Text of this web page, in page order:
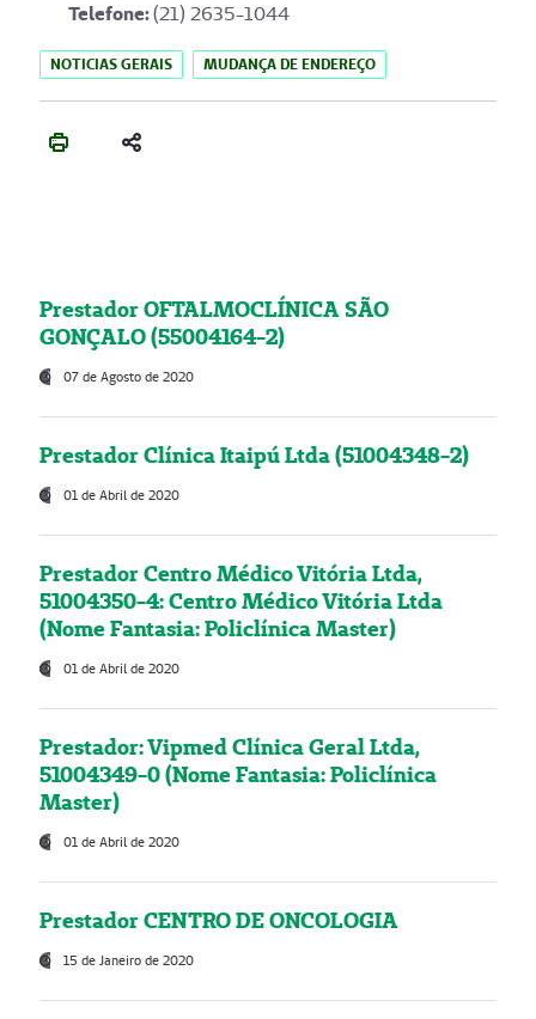
Telefone:(21) 2635-1044
NOTICIAS GERAIS MUDANÇA DE ENDEREÇO
Prestador OFTALMOCLÍNICA SÃO
GONÇALO (55004164-2)
07 de Agosto de 2020
Prestador Clínica Itaipú Ltda (51004348-2)
01 de Abril de 2020
Prestador Centro Médico Vitória Ltda,
51004350-4: Centro Médico Vitória Ltda
(Nome Fantasia: Policlínica Master)
01 de Abril de 2020
Prestador: Vipmed Clínica Geral Ltda,
51004349-0 (Nome Fantasia: Policlínica
Master)
01 de Abril de 2020
Prestador CENTRO DE ONCOLOGIA
15 de Janeiro de 2020